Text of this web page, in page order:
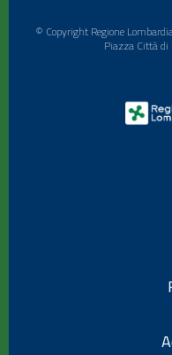
© Copyright Regione
Piazza Città